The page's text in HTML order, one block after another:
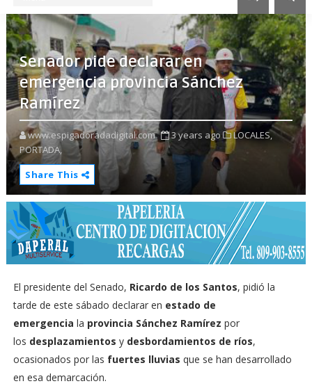
Senador pide declarar en
emergencia provincia Sánchez
Ramírez
www.espigadoradadigital.com 3 years ago
LOCALES,
PORTADA,
Share This
El presidente del Senado, Ricardo de los Santos, pidió la
tarde de este sábado declarar en estado de
emergencia la provincia Sánchez Ramírez por
los desplazamientos y desbordamientos de ríos,
ocasionados por las fuertes lluvias que se han desarrollado
en esa demarcación.